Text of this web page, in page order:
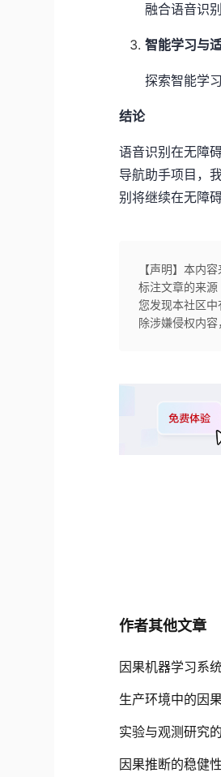
融合语音识
智能学习与
探索智能学
结论
语音识别在无障
导航助手项目，
别将继续在无障
【声明】本内
标注文章的来
您发现本社区
除涉嫌侵权内
作者其他文章
因果机器学习系
生产环境中的因
实验与观测研究
因果推断的稳健